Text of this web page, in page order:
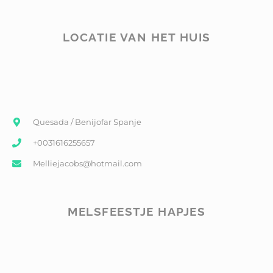
LOCATIE VAN HET HUIS
Quesada / Benijofar Spanje
+0031616255657
Melliejacobs@hotmail.com
MELSFEESTJE HAPJES